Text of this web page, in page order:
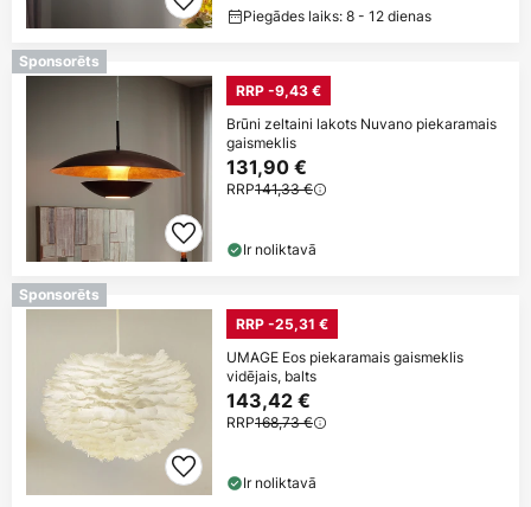
Piegādes laiks: 8 - 12 dienas
Sponsorēts
RRP -9,43 €
Brūni zeltaini lakots Nuvano piekaramais
gaismeklis
131,90 €
RRP141,33 €
Ir noliktavā
Sponsorēts
RRP -25,31 €
UMAGE Eos piekaramais gaismeklis
vidējais, balts
143,42 €
RRP168,73 €
Ir noliktavā